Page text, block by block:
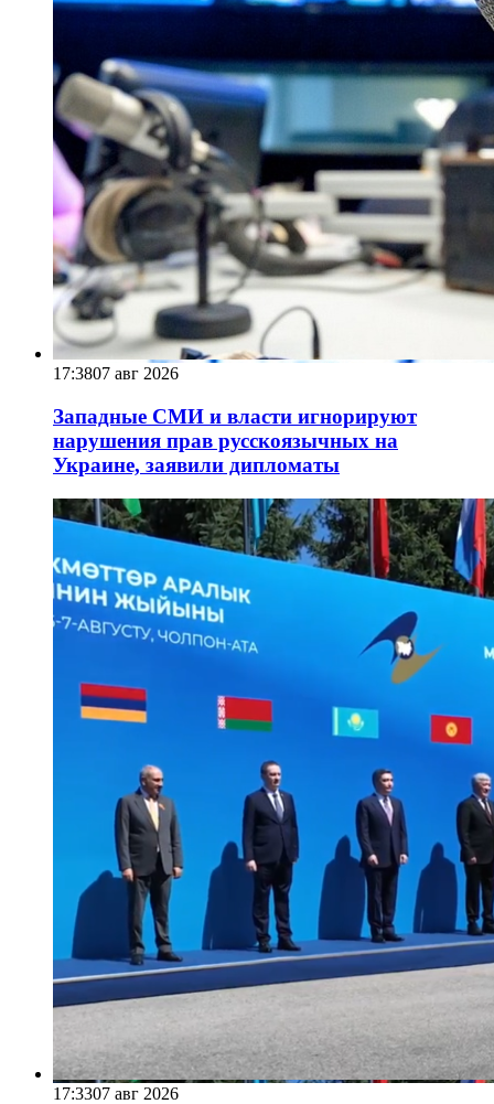
17:3807 авг 2026
Западные СМИ и власти игнорируют
нарушения прав русскоязычных на
Украине, заявили дипломаты
17:3307 авг 2026